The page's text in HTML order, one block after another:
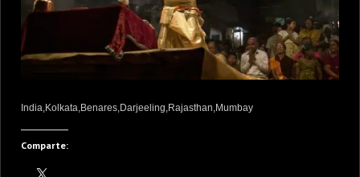
India,Kolkata,Benares,Darjeeling,Rajasthan,Mumbay
Comparte: